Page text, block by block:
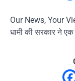
Our News, Your
धामी की सरकार ने